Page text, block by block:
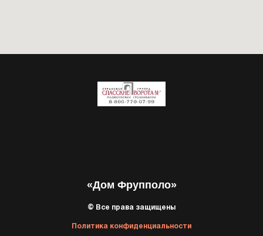
«Дом Фрупполо»
© Все права защищены
Политика конфиденциальности